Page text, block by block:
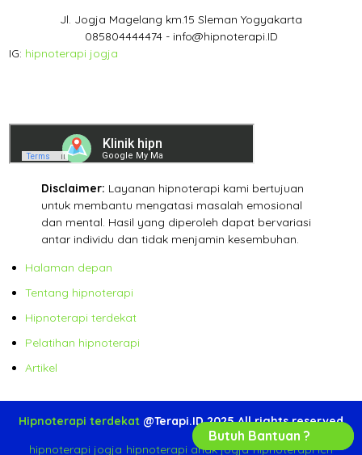
Jl. Jogja Magelang km.15 Sleman Yogyakarta
085804444474 - info@hipnoterapi.ID
IG: hipnoterapi jogja
Disclaimer: Layanan hipnoterapi kami bertujuan
untuk membantu mengatasi masalah emosional
dan mental. Hasil yang diperoleh dapat bervariasi
antar individu dan tidak menjamin kesembuhan.
Halaman depan
Tentang hipnoterapi
Hipnoterapi terdekat
Pelatihan hipnoterapi
Artikel
Hipnoterapi terdekat @Terapi.ID 2025 All rights reserved
hipnoterapi jogja-hipnoterapi anak jogja-hipnoterapi ich
Butuh Bantuan ?